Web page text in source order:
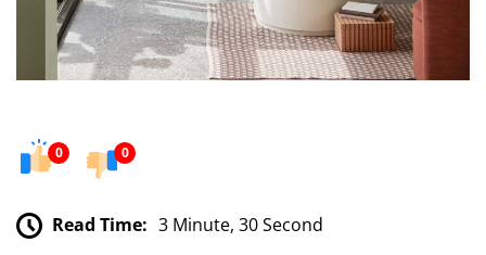
0 0
Read Time: 3 Minute, 30 Second